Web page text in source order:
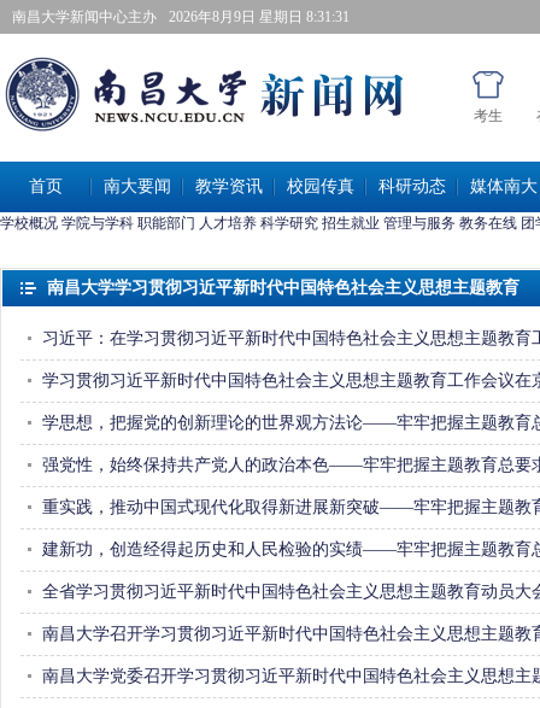
南昌大学新闻中心主办 2026年8月9日星期日 8:31:31
考生
首页 南大要闻 教学资讯 校园传真 科研动态 媒体南大
学校概况 学院与学科 职能部门 人才培养 科学研究 招生就业 管理与服务 教务在线 团
南昌大学学习贯彻习近平新时代中国特色社会主义思想主题教育
习近平：在学习贯彻习近平新时代中国特色社会主义思想主题教育
学习贯彻习近平新时代中国特色社会主义思想主题教育工作会议在
学思想，把握党的创新理论的世界观方法论——牢牢把握主题教育
强党性，始终保持共产党人的政治本色——牢牢把握主题教育总要
重实践，推动中国式现代化取得新进展新突破——牢牢把握主题教
建新功，创造经得起历史和人民检验的实绩——牢牢把握主题教育
全省学习贯彻习近平新时代中国特色社会主义思想主题教育动员大
南昌大学召开学习贯彻习近平新时代中国特色社会主义思想主题教
南昌大学党委召开学习贯彻习近平新时代中国特色社会主义思想主